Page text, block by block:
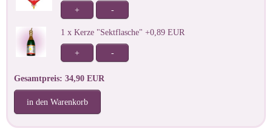
+ -
1 x Kerze "Sektflasche" +0,89 EUR
+ -
Gesamtpreis: 34,90 EUR
in den Warenkorb